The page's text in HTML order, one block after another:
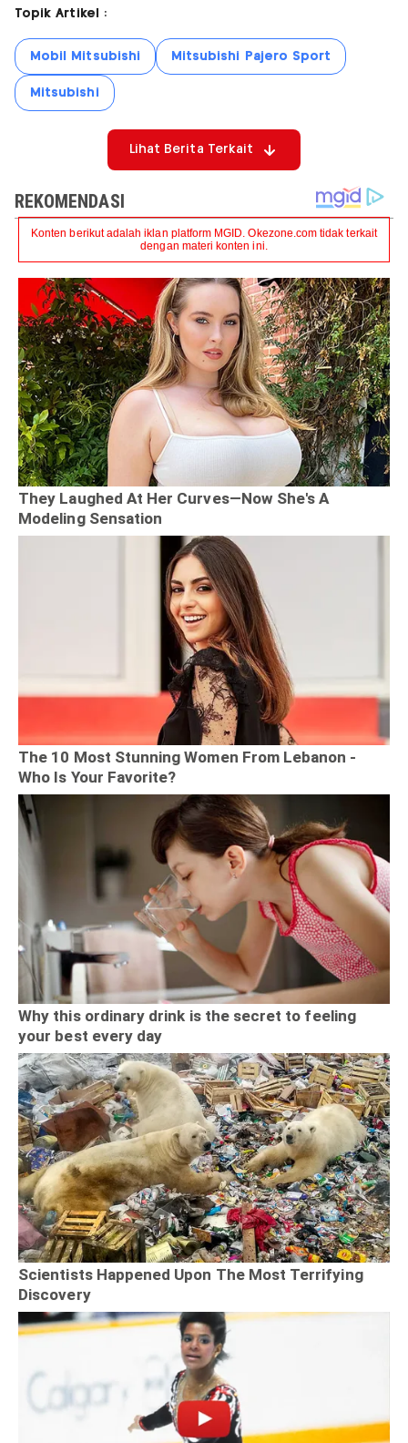
Topik Artikel :
Mobil Mitsubishi Mitsubishi Pajero Sport
Mitsubishi
Lihat Berita Terkait